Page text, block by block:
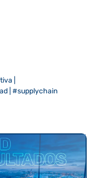
|#supplychain